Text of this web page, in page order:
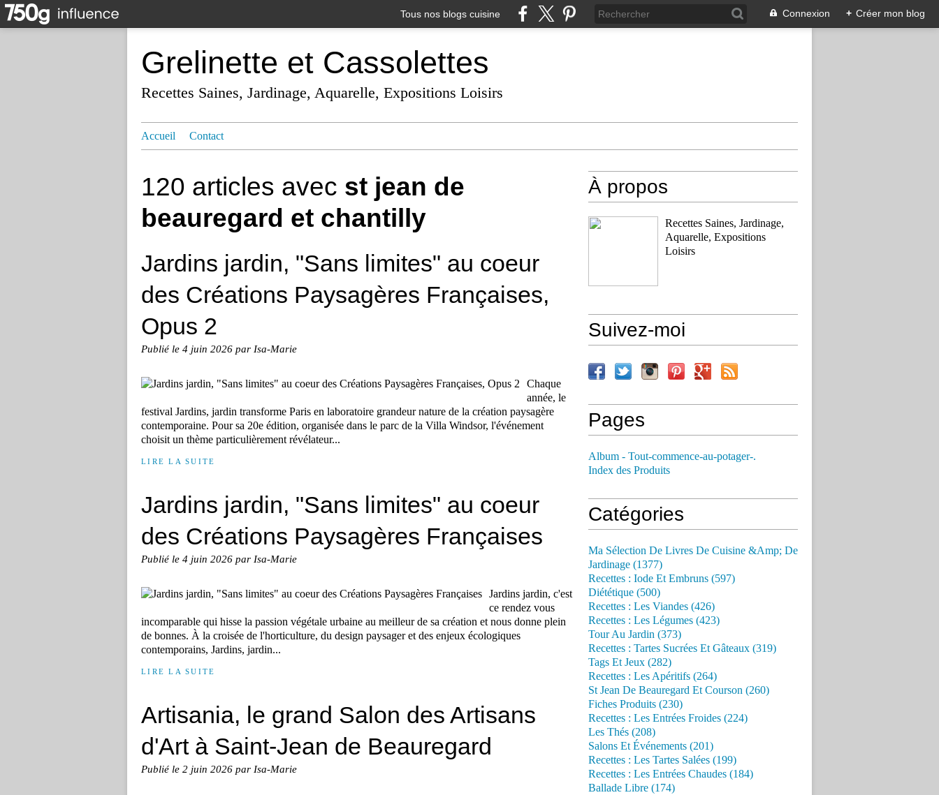
Tous nos blogs cuisine Connexion + Créer mon blog
Grelinette et Cassolettes
Recettes Saines, Jardinage, Aquarelle, Expositions Loisirs
Accueil Contact
120 articles avec st jean de
beauregard et chantilly
Jardins jardin, "Sans limites" au coeur
des Créations Paysagères Françaises,
Opus 2
Publié le 4 juin 2026 par Isa-Marie
Chaque
année, le
festival Jardins, jardin transforme Paris en laboratoire grandeur nature de la création paysagère
contemporaine. Pour sa 20e édition, organisée dans le parc de la Villa Windsor, l'événement
choisit un thème particulièrement révélateur...
LIRE LA SUITE
Jardins jardin, "Sans limites" au coeur
des Créations Paysagères Françaises
Publié le 4 juin 2026 par Isa-Marie
Jardins jardin, c'est
ce rendez vous
incomparable qui hisse la passion végétale urbaine au meilleur de sa création et nous donne plein
de bonnes. À la croisée de l'horticulture, du design paysager et des enjeux écologiques
contemporains, Jardins, jardin...
LIRE LA SUITE
Artisania, le grand Salon des Artisans
d'Art à Saint-Jean de Beauregard
Publié le 2 juin 2026 par Isa-Marie
À propos
Recettes Saines, Jardinage,
Aquarelle, Expositions
Loisirs
Suivez-moi
Pages
Album - Tout-commence-au-potager-.
Index des Produits
Catégories
Ma Sélection De Livres De Cuisine &Amp; De
Jardinage (1377)
Recettes : Iode Et Embruns (597)
Diététique (500)
Recettes : Les Viandes (426)
Recettes : Les Légumes (423)
Tour Au Jardin (373)
Recettes : Tartes Sucrées Et Gâteaux (319)
Tags Et Jeux (282)
Recettes : Les Apéritifs (264)
St Jean De Beauregard Et Courson (260)
Fiches Produits (230)
Recettes : Les Entrées Froides (224)
Les Thés (208)
Salons Et Événements (201)
Recettes : Les Tartes Salées (199)
Recettes : Les Entrées Chaudes (184)
Ballade Libre (174)